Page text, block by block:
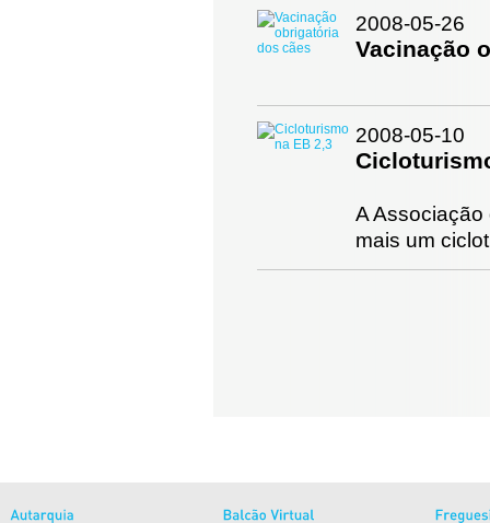
2008-05-26
Vacinação
2008-05-10
A
mais um